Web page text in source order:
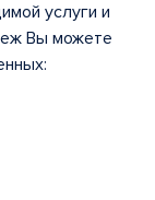
услуги и
Вы можете